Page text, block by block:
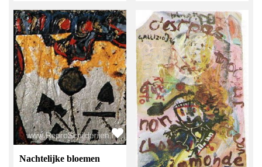
Nachtelijke bloemen